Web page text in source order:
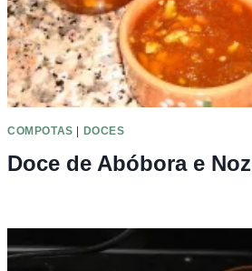
COMPOTAS DOCES
Doce de Abóbora e Noz